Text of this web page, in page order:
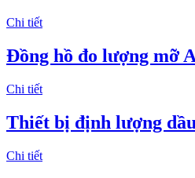
Chi tiết
Đồng hồ đo lượng mỡ
Chi tiết
Thiết bị định lượng
Chi tiết